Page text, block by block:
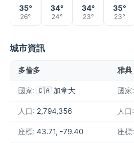
35°
26°
34°
24°
34°
23°
35°
23°
城市資訊
多倫多 雅典
國家: 🇨🇦 加拿大 國家:
人口: 2,794,356 人口:
座標: 43.71, -79.40 座標: